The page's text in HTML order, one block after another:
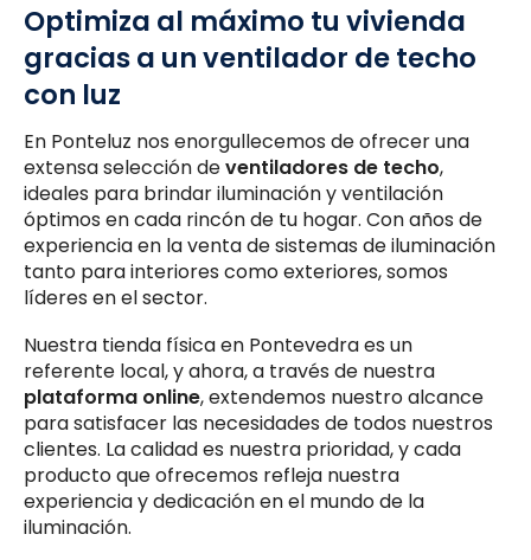
Optimiza al máximo tu vivienda
gracias a un ventilador de techo
con luz
En Ponteluz nos enorgullecemos de ofrecer una
extensa selección deventiladores de techo,
ideales para brindar iluminación y ventilación
óptimos en cada rincón de tu hogar. Con años de
experiencia en la venta de sistemas de iluminación
tanto para interiores como exteriores, somos
líderes en el sector.
Nuestra tienda física en Pontevedra es un
referente local, y ahora, a través de nuestra
plataforma online, extendemos nuestro alcance
para satisfacer las necesidades de todos nuestros
clientes. La calidad es nuestra prioridad, y cada
producto que ofrecemos refleja nuestra
experiencia y dedicación en el mundo de la
iluminación.